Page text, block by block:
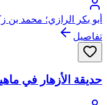
أبو بكر الرازي؛ محمد بن
تفاصيل
حديقة الأزهار في